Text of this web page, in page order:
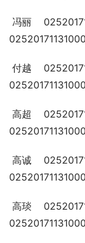
冯丽
付越
高超
高诚
高琰